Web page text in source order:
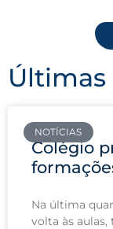
Últimas
NOTÍCIAS
Colégio
Na última
volta às aulas,